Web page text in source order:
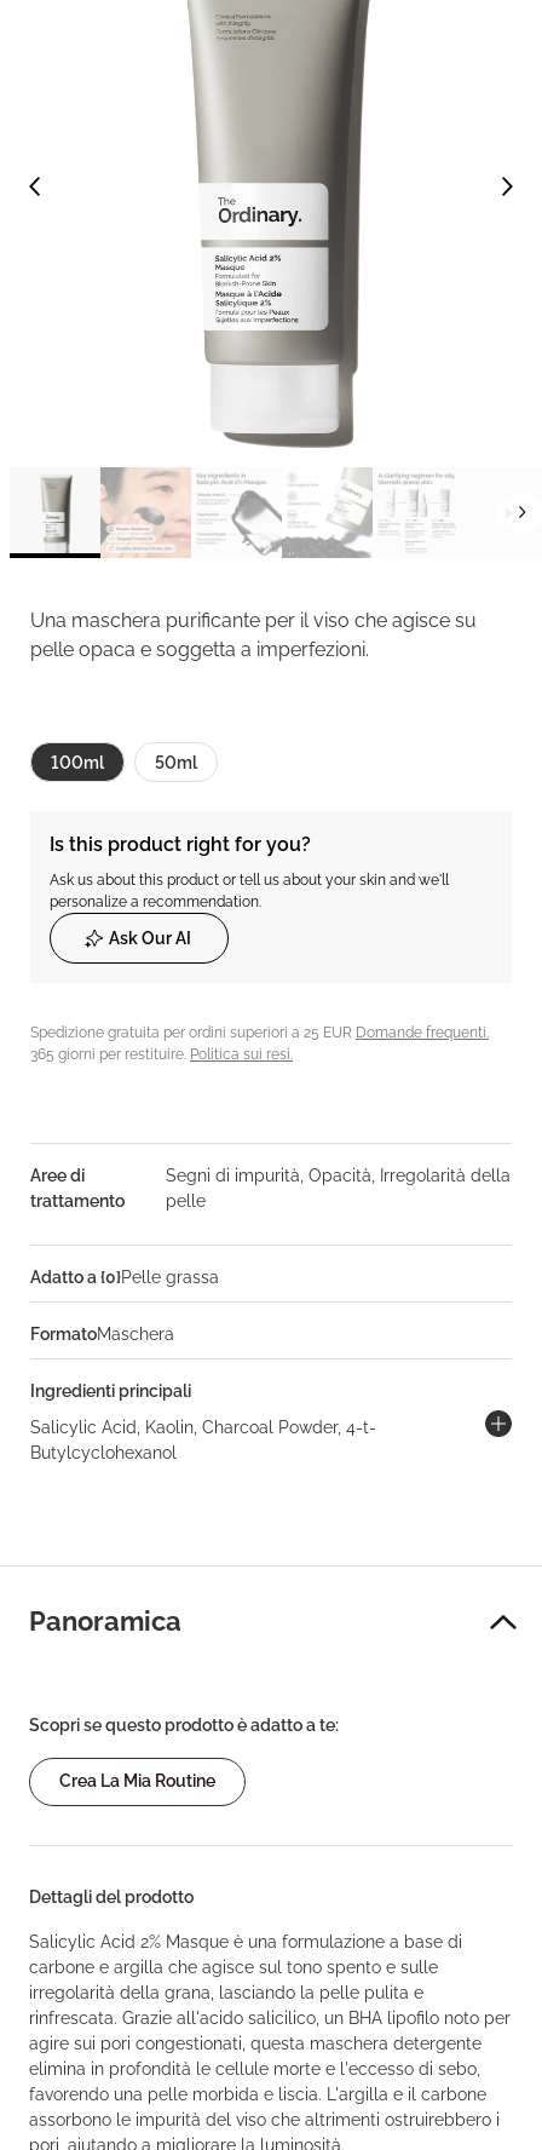
Una maschera purificante per il viso che agisce su
pelle opaca e soggetta a imperfezioni.
100ml 50ml
Is this product right for you?
Ask us about this product or tell us about your skin and we'll
personalize a recommendation.
Ask Our AI
Spedizione gratuita per ordini superiori a 25 EUR Domande frequenti.
365 giorni per restituire. Politica sui resi.
Aree di
trattamento
Segni di impurità, Opacità, Irregolarità della
pelle
Adatto a {0}Pelle grassa
FormatoMaschera
Ingredienti principali
Salicylic Acid, Kaolin, Charcoal Powder, 4-t-
Butylcyclohexanol
Panoramica
Scopri se questo prodotto è adatto a te:
Crea La Mia Routine
Dettagli del prodotto
Salicylic Acid 2% Masque è una formulazione a base di
carbone e argilla che agisce sul tono spento e sulle
irregolarità della grana, lasciando la pelle pulita e
rinfrescata. Grazie all'acido salicilico, un BHA lipofilo noto per
agire sui pori congestionati, questa maschera detergente
elimina in profondità le cellule morte e l'eccesso di sebo,
favorendo una pelle morbida e liscia. L'argilla e il carbone
assorbono le impurità del viso che altrimenti ostruirebbero i
pori, aiutando a migliorare la luminosità.